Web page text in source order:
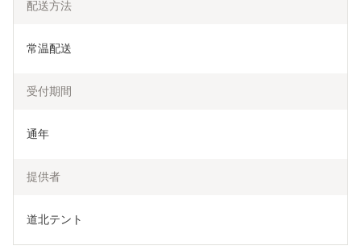
配送方法
常温配送
受付期間
通年
提供者
道北テント